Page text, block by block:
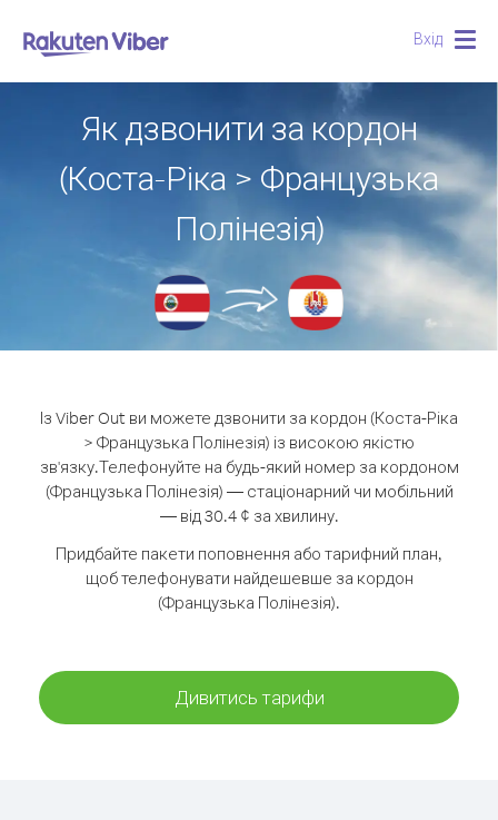
Вхід
Як дзвонити за кордон
(Коста-Ріка > Французька
Полінезія)
Із Viber Out ви можете дзвонити за кордон (Коста-Ріка
> Французька Полінезія) із високою якістю
зв'язку.Телефонуйте на будь-який номер за кордоном
(Французька Полінезія) — стаціонарний чи мобільний
— від 30.4 ¢ за хвилину.
Придбайте пакети поповнення або тарифний план,
щоб телефонувати найдешевше за кордон
(Французька Полінезія).
Дивитись тарифи